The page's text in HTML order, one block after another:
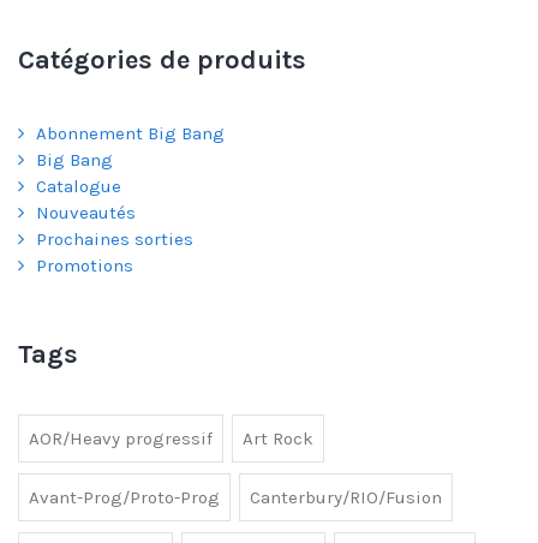
Catégories de produits
Abonnement Big Bang
Big Bang
Catalogue
Nouveautés
Prochaines sorties
Promotions
Tags
AOR/Heavy progressif Art Rock
Avant-Prog/Proto-Prog Canterbury/RIO/Fusion